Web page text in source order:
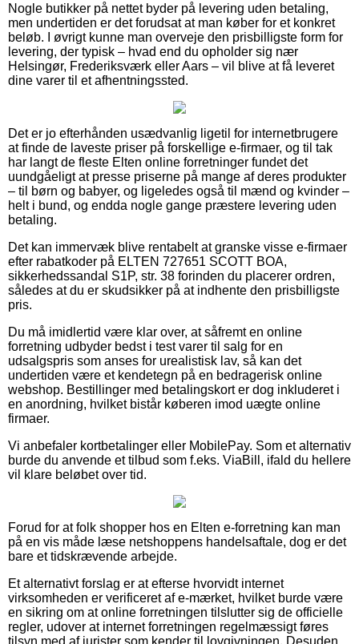
Nogle butikker på nettet byder på levering uden betaling,
men undertiden er det forudsat at man køber for et konkret
beløb. I øvrigt kunne man overveje den prisbilligste form for
levering, der typisk – hvad end du opholder sig nær
Helsingør, Frederiksværk eller Aars – vil blive at få leveret
dine varer til et afhentningssted.
Det er jo efterhånden usædvanlig ligetil for internetbrugere
at finde de laveste priser på forskellige e-firmaer, og til tak
har langt de fleste Elten online forretninger fundet det
uundgåeligt at presse priserne på mange af deres produkter
– til børn og babyer, og ligeledes også til mænd og kvinder –
helt i bund, og endda nogle gange præstere levering uden
betaling.
Det kan immervæk blive rentabelt at granske visse e-firmaer
efter rabatkoder på ELTEN 727651 SCOTT BOA,
sikkerhedssandal S1P, str. 38 forinden du placerer ordren,
således at du er skudsikker på at indhente den prisbilligste
pris.
Du må imidlertid være klar over, at såfremt en online
forretning udbyder bedst i test varer til salg for en
udsalgspris som anses for urealistisk lav, så kan det
undertiden være et kendetegn på en bedragerisk online
webshop. Bestillinger med betalingskort er dog inkluderet i
en anordning, hvilket bistår køberen imod uægte online
firmaer.
Vi anbefaler kortbetalinger eller MobilePay. Som et alternativ
burde du anvende et tilbud som f.eks. ViaBill, ifald du hellere
vil klare beløbet over tid.
Forud for at folk shopper hos en Elten e-forretning kan man
på en vis måde læse netshoppens handelsaftale, dog er det
bare et tidskrævende arbejde.
Et alternativt forslag er at efterse hvorvidt internet
virksomheden er verificeret af e-mærket, hvilket burde være
en sikring om at online forretningen tilslutter sig de officielle
regler, udover at internet forretningen regelmæssigt føres
tilsyn med af jurister som kender til lovgivningen. Desuden